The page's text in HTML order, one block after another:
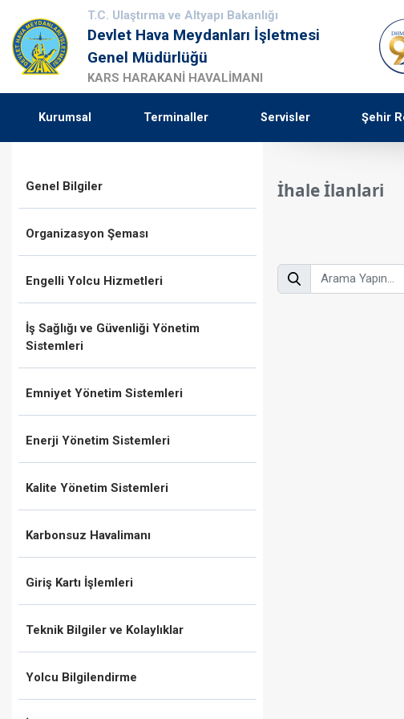
T.C. Ulaştırma ve Altyapı Bakanlığı
Devlet Hava Meydanları İşletmesi
Genel Müdürlüğü
KARS HARAKANİ HAVALİMANI
Kurumsal Terminaller Servisler Şehir
Genel Bilgiler
Organizasyon Şeması
Engelli Yolcu Hizmetleri
İş Sağlığı ve Güvenliği Yönetim
Sistemleri
Emniyet Yönetim Sistemleri
Enerji Yönetim Sistemleri
Kalite Yönetim Sistemleri
Karbonsuz Havalimanı
Giriş Kartı İşlemleri
Teknik Bilgiler ve Kolaylıklar
Yolcu Bilgilendirme
İhale İlanlari